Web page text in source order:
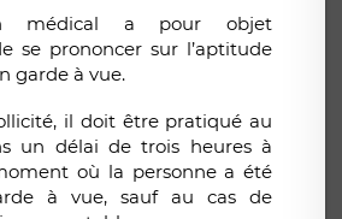
médical a pour objet
se prononcer sur l’aptitude
garde à vue.
il doit être pratiqué au
un délai de trois heures à
où la personne a été
à vue, sauf au cas de